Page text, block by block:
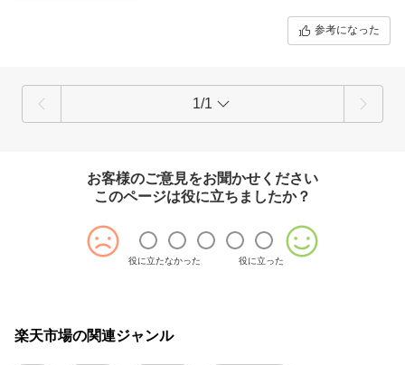
参考になった
1/1
お客様のご意見をお聞かせください
このページは役に立ちましたか？
役に立たなかった 役に立った
楽天市場の関連ジャンル